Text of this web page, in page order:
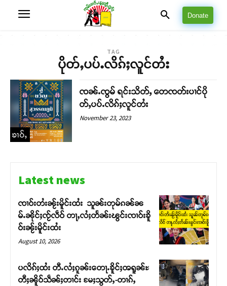
Donate
TAG
ပိုတ်ႇပပ်ႉလိၵ်ႈလူင်တႆး
ၶၢဝ်ႇ
ၸၼ်ႉၸွမ် ရင်းသိတ်ႇ တေၸတ်းပၢင်ပို
တ်ႇပပ်ႉလိၵ်ႈလူင်တႆး
November 23, 2023
Latest news
ၸၢဝ်းတႆးၼႂ်းမိူင်းထႆး သူၼ်းတုမ်ၵၼ်ၼ
မ်ႉၼိုင်ႈၸႂ်လဵဝ် တႃႇလႆႈတႅၼ်းၽွင်းၸၢဝ်းၶိူ
ဝ်းၼႂ်းမိူင်းထႆး
August 10, 2026
ပလိၵ်ႈထႆး တီႉလႆႈၵူၼ်းတေႃႉၶိူင်ႈၻရူၼ်ႊ
တီႈၼိူဝ်သဵၼ်ႈတၢင်း မႄႈသွတ်ႇ-တၢၵ်ႇ